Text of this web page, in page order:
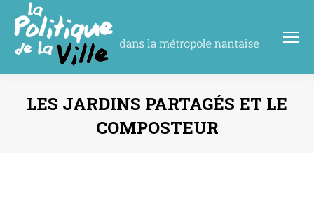
LES JARDINS PARTAGÉS ET LE
COMPOSTEUR